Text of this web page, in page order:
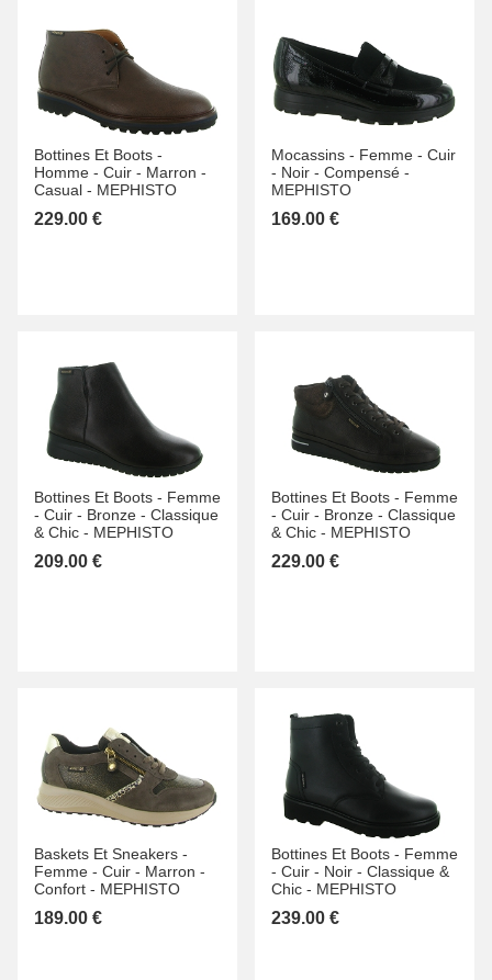
Bottines Et Boots -
Homme - Cuir - Marron -
Casual - MEPHISTO
229.00 €
Mocassins - Femme - Cuir
- Noir - Compensé -
MEPHISTO
169.00 €
Bottines Et Boots - Femme
- Cuir - Bronze - Classique
& Chic - MEPHISTO
209.00 €
Bottines Et Boots - Femme
- Cuir - Bronze - Classique
& Chic - MEPHISTO
229.00 €
Baskets Et Sneakers -
Femme - Cuir - Marron -
Confort - MEPHISTO
189.00 €
Bottines Et Boots - Femme
- Cuir - Noir - Classique &
Chic - MEPHISTO
239.00 €